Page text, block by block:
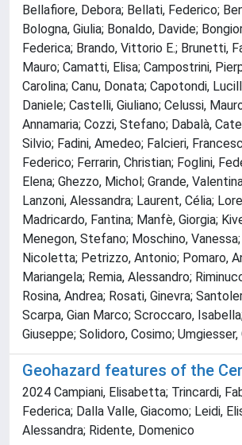
Bellafiore, Debora; Bellati, Federico;
Bologna, Giulia; Bonaldo, Davide;
Federica; Brando, Vittorio E.; Brunetti,
Mauro; Camatti, Elisa; Campostrini,
Carolina; Canu, Donata; Capotondi,
Daniele; Castelli, Giuliano; Celussi,
Annamaria; Cozzi, Stefano; Dabalà,
Silvio; Fadini, Amedeo; Falcieri,
Federico; Ferrarin, Christian; Foglini,
Elena; Ghezzo, Michol; Grande,
Lanzoni, Alessandra; Laurent, Célia;
Madricardo, Fantina; Manfè, Giorgia;
Menegon, Stefano; Moschino,
Nicoletta; Petrizzo, Antonio; Pomaro,
Mariangela; Remia, Alessandro;
Rosina, Andrea; Rosati, Ginevra;
Scarpa, Gian Marco; Scroccaro,
Giuseppe; Solidoro, Cosimo; Umgiesser,
Geohazard features of the
2024 Campiani, Elisabetta; Trincardi,
Federica; Dalla Valle, Giacomo; Leidi,
Alessandra; Ridente, Domenico